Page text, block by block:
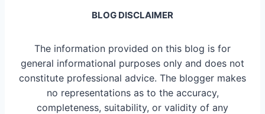
BLOG DISCLAIMER
The information provided on this blog is for
general informational purposes only and does not
constitute professional advice. The blogger makes
no representations as to the accuracy,
completeness, suitability, or validity of any